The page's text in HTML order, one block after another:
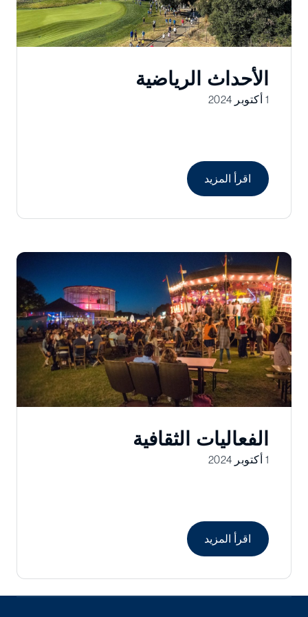
الأحداث الرياضية
1 أكتوبر 2024
اقرأ المزيد
الفعاليات الثقافية
1 أكتوبر 2024
اقرأ المزيد